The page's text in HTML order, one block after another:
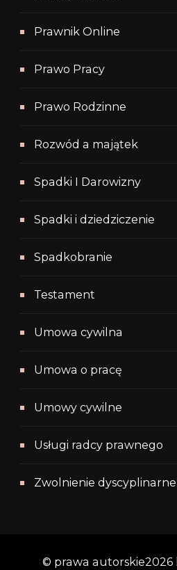
Prawnik Online
Prawo Pracy
Prawo Rodzinne
Rozwód a majątek
Spadki I Darowizny
Spadki i dziedziczenie
Spadkobranie
Testament
Umowa cywilna
Umowa o pracę
Umowy cywilne
Usługi radcy prawnego
Zwolnienie dyscyplinarne
© prawa autorskie2026